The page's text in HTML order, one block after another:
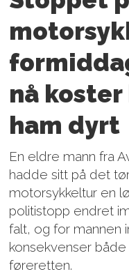
nå
ham dyrt
En eldre mann fra
hadde sitt på det
motorsykkeltur en
politistopp endret
falt, og for mannen
konsekvenser
føreretten.